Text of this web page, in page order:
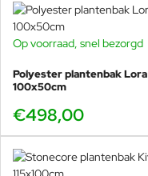
Op voorraad, snel bezorgd
Polyester plantenbak Lora
100x50cm
€498,00